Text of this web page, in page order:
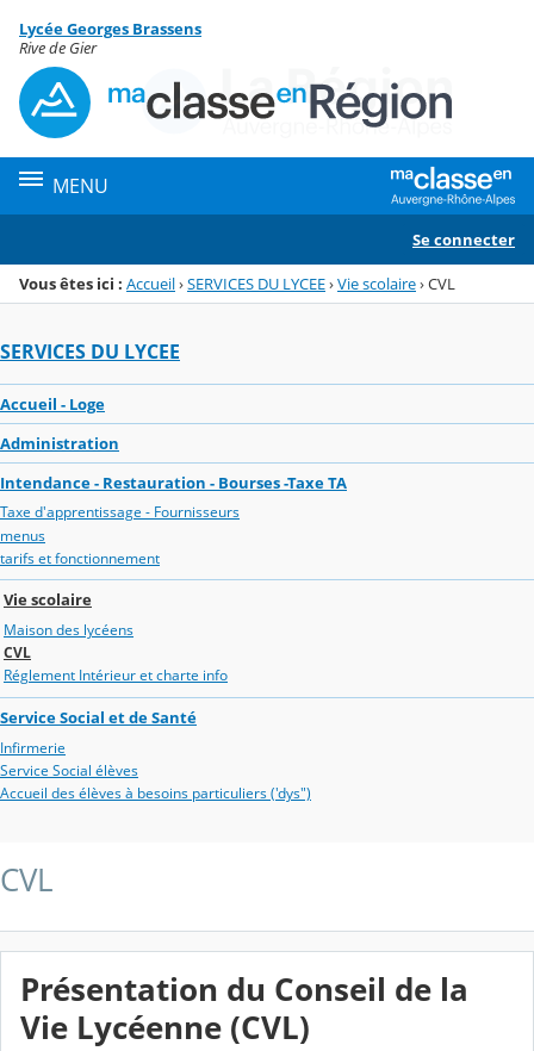
Menu de la rubrique
Contenu
Lycée Georges Brassens
Rive de Gier
MENU
Se connecter
Vous êtes ici : Accueil›SERVICES DU LYCEE›Vie scolaire›CVL
SERVICES DU LYCEE
Accueil - Loge
Administration
Intendance - Restauration - Bourses -Taxe TA
Taxe d'apprentissage - Fournisseurs
menus
tarifs et fonctionnement
Vie scolaire
Maison des lycéens
CVL
Réglement Intérieur et charte info
Service Social et de Santé
Infirmerie
Service Social élèves
Accueil des élèves à besoins particuliers ('dys")
CVL
Présentation du Conseil de la
Vie Lycéenne (CVL)